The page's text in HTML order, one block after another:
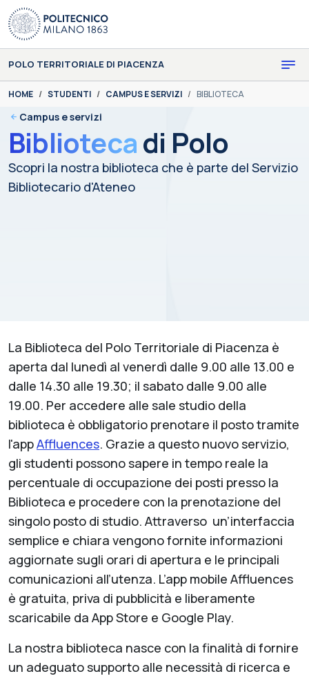
Skip to main content
Skip to page footer
POLO TERRITORIALE DI PIACENZA
You are here:
HOME STUDENTI CAMPUS E SERVIZI BIBLIOTECA
Campus e servizi
Bibliotecadi Polo
Scopri la nostra biblioteca che è parte del Servizio
Bibliotecario d'Ateneo
La Biblioteca del Polo Territoriale di Piacenza è
aperta dal lunedì al venerdì dalle 9.00 alle 13.00 e
dalle 14.30 alle 19.30; il sabato dalle 9.00 alle
19.00. Per accedere alle sale studio della
biblioteca è obbligatorio prenotare il posto tramite
l'appAffluences. Grazie a questo nuovo servizio,
gli studenti possono sapere in tempo reale la
percentuale di occupazione dei posti presso la
Biblioteca e procedere con la prenotazione del
singolo posto di studio. Attraverso un’interfaccia
semplice e chiara vengono fornite informazioni
aggiornate sugli orari di apertura e le principali
comunicazioni all’utenza. L’app mobile Affluences
è gratuita, priva di pubblicità e liberamente
scaricabile da App Store e Google Play.
La nostra biblioteca nasce con la finalità di fornire
un adeguato supporto alle necessità di ricerca e